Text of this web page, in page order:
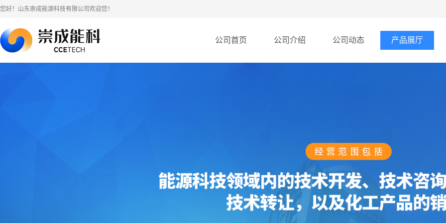
您好！山东崇成能源科技有限公司欢迎您！
公司首页 公司介绍 公司动态 产品展厅